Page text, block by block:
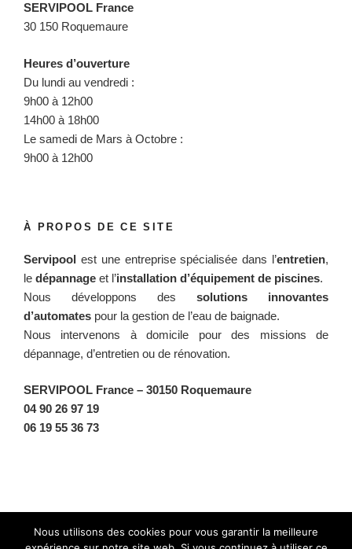
SERVIPOOL France
30 150 Roquemaure
Heures d’ouverture
Du lundi au vendredi :
9h00 à 12h00
14h00 à 18h00
Le samedi de Mars à Octobre :
9h00 à 12h00
À PROPOS DE CE SITE
Servipool est une entreprise spécialisée dans l’entretien,
le dépannage et l’installation d’équipement de piscines.
Nous développons des solutions innovantes
d’automates pour la gestion de l’eau de baignade.
Nous intervenons à domicile pour des missions de
dépannage, d’entretien ou de rénovation.
SERVIPOOL France – 30150 Roquemaure
04 90 26 97 19
06 19 55 36 73
Nous utilisons des cookies pour vous garantir la meilleure